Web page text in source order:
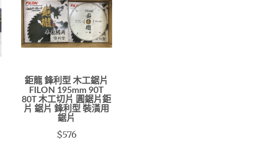
鉅龍 鋒利型 木工鋸片
FILON 195mm 90T
80T 木工切片 圓鋸片鉅
片 鋸片 鋒利型 裝潢用
鋸片
$576